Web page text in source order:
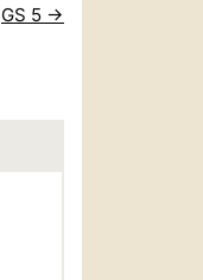
GS 5 →